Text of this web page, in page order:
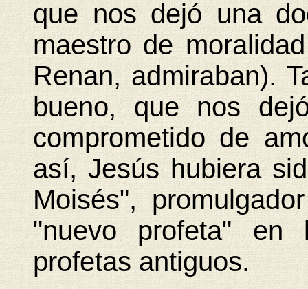
que nos dejó una
maestro de
Renan, admiraban).
bueno, que nos
comprometido de
así, Jesús hubiera
Moisés",
"nuevo profeta"
profetas antiguos.